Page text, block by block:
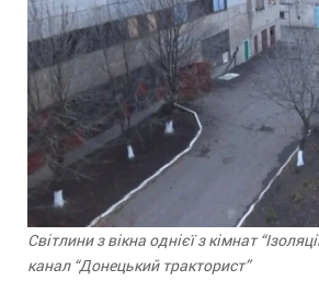
Світлини з вікна однієї з кімнат
канал “Донецький тракторист”